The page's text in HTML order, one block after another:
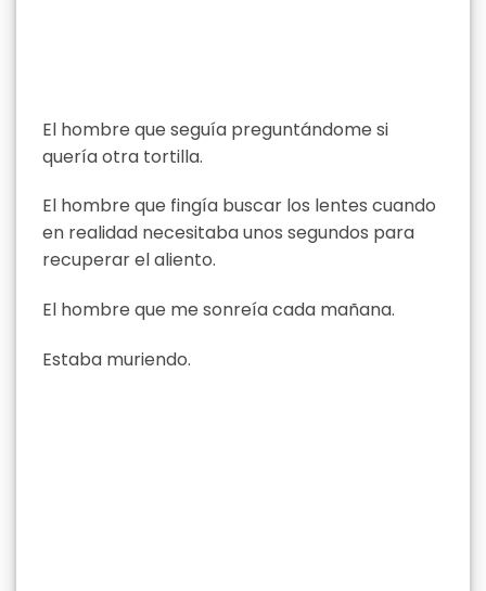
El hombre que seguía preguntándome si
quería otra tortilla.
El hombre que fingía buscar los lentes cuando
en realidad necesitaba unos segundos para
recuperar el aliento.
El hombre que me sonreía cada mañana.
Estaba muriendo.